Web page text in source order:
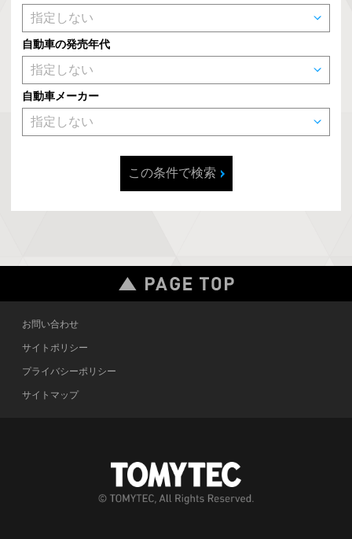
自動車の発売年代
自動車メーカー
この条件で検索
お問い合わせ
サイトポリシー
プライバシーポリシー
サイトマップ